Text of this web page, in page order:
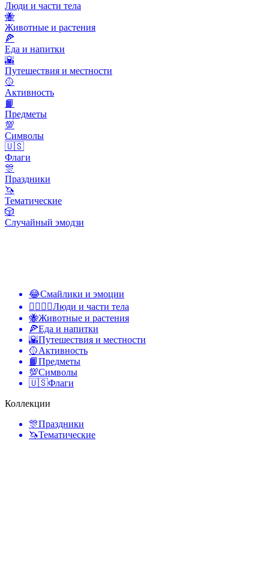
Люди и части тела
🐝
Животные и растения
🍕
Еда и напитки
🌇
Путешествия и местности
🥎
Активность
📙
Предметы
💯
Символы
🇺🇸
Флаги
🎊
Праздники
🦄
Тематические
🎲
Случайный эмодзи
😂Смайлики и эмоции
👩‍❤️‍💋‍👨Люди и части тела
🐝Животные и растения
🍕Еда и напитки
🌇Путешествия и местности
🥎Активность
📙Предметы
💯Символы
🇺🇸Флаги
Коллекции
🎊Праздники
🦄Тематические